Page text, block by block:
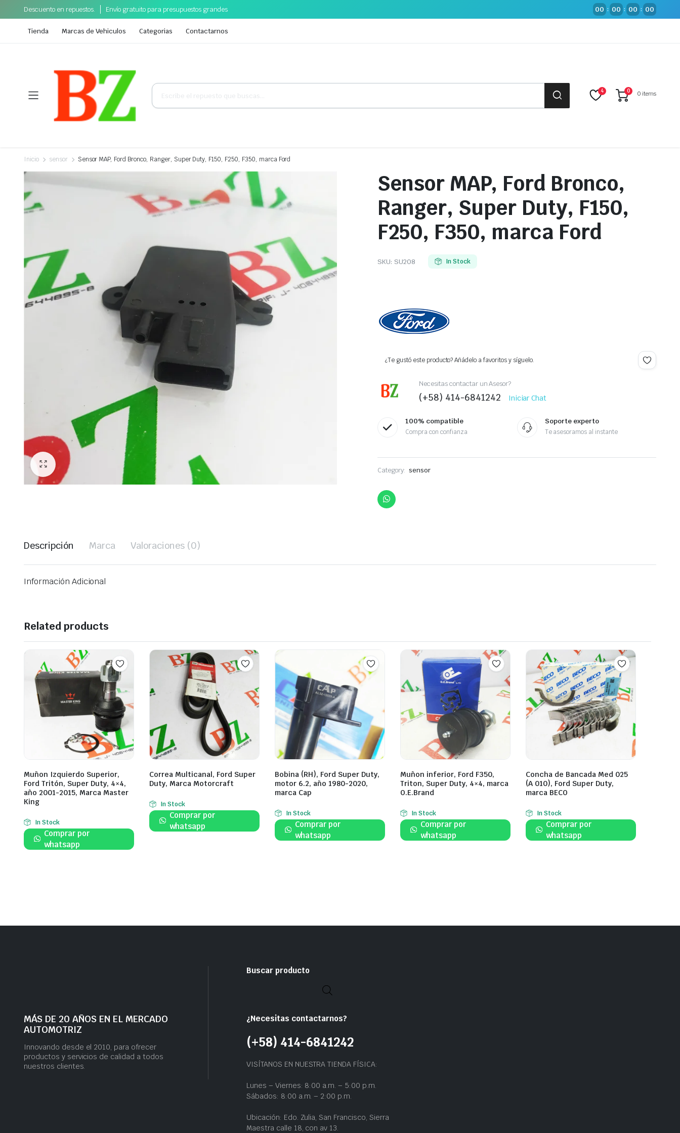
Descuento en repuestos. Envío gratuito para presupuestos grandes 00 : 00 : 00 : 00
Tienda Marcas de Vehiculos Categorias Contactarnos
Búsqueda
productos
4 0 0 items
Inicio sensor Sensor MAP, Ford Bronco, Ranger, Super Duty, F150, F250, F350, marca Ford
Sensor MAP, Ford Bronco,
Ranger, Super Duty, F150,
F250, F350, marca Ford
SKU: SU208 In Stock
¿Te gustó este producto? Añádelo a favoritos y síguelo.
Necesitas contactar un Asesor?
(+58) 414-6841242 Iniciar Chat
100% compatible
Compra con confianza
Soporte experto
Te asesoramos al instante
Category: sensor
Descripción Marca Valoraciones (0)
Información Adicional
Related products
Muñon Izquierdo Superior,
Ford Tritón, Super Duty, 4×4,
año 2001-2015, Marca Master
King
In Stock
Comprar por
whatsapp
Correa Multicanal, Ford Super
Duty, Marca Motorcraft
In Stock
Comprar por
whatsapp
Bobina (RH), Ford Super Duty,
motor 6.2, año 1980-2020,
marca Cap
In Stock
Comprar por
whatsapp
Muñon inferior, Ford F350,
Triton, Super Duty, 4×4, marca
O.E.Brand
In Stock
Comprar por
whatsapp
Concha de Bancada Med 025
(A 010), Ford Super Duty,
marca BECO
In Stock
Comprar por
whatsapp
MÁS DE 20 AÑOS EN EL MERCADO
AUTOMOTRIZ
Innovando desde el 2010, para ofrecer
productos y servicios de calidad a todos
nuestros clientes.
Buscar producto
¿Necesitas contactarnos?
(+58) 414-6841242
VISÍTANOS EN NUESTRA TIENDA FÍSICA:
Lunes – Viernes: 8:00 a.m. – 5:00 p.m.
Sábados: 8:00 a.m. – 2:00 p.m.
Ubicación: Edo. Zulia, San Francisco, Sierra
Maestra calle 18, con av 13.